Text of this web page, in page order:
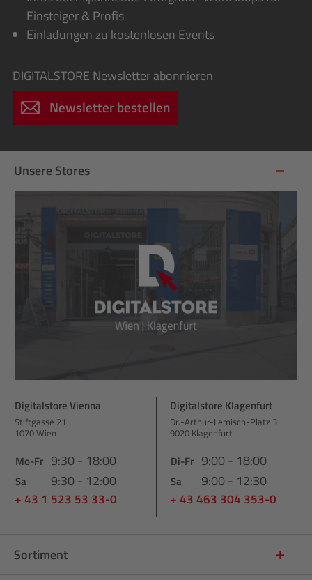
Einsteiger & Profis
Einladungen zu kostenlosen Events
DIGITALSTORE Newsletter abonnieren
Newsletter bestellen
Unsere Stores
Digitalstore Vienna
Stiftgasse 21
1070 Wien
Mo-Fr 9:30 - 18:00
Sa 9:30 - 12:00
+ 43 1 523 53 33-0
Digitalstore Klagenfurt
Dr.-Arthur-Lemisch-Platz 3
9020 Klagenfurt
Di-Fr 9:00 - 18:00
Sa 9:00 - 12:30
+ 43 463 304 353-0
Sortiment